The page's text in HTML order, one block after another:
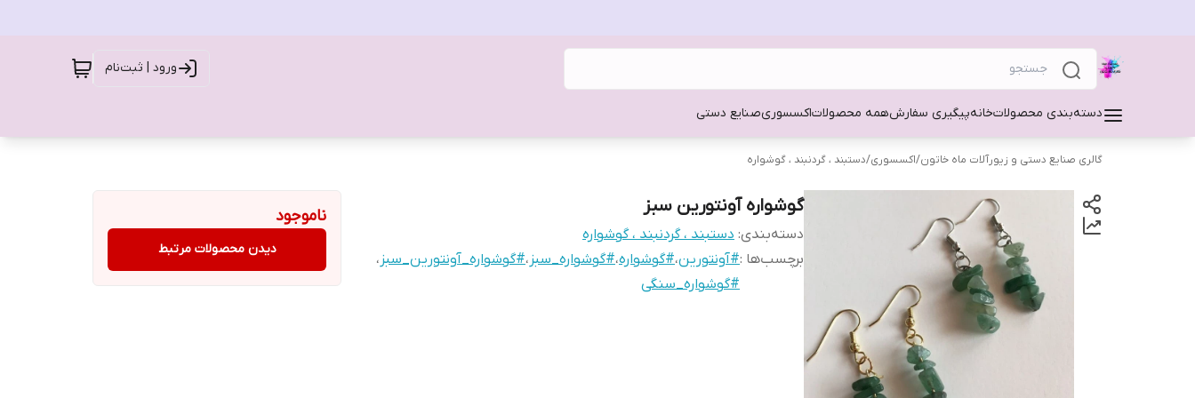
ورود | ثبت‌نام
دسته‌بندی محصولاتخانهپیگیری سفارشهمه محصولاتاکسسوریصنایع دستی
گالری صنایع دستی و زیورآلات ماه خاتون/اکسسوری/دستبند ، گردنبند ، گوشواره
گوشواره آونتورین سبز
دسته‌بندی: دستبند ، گردنبند ، گوشواره
برچسب‌ها :#آونتورین،#گوشواره،#گوشواره_سبز ،#گوشواره_آونتورین_سبز ،
#گوشواره_سنگی
ناموجود
دیدن محصولات مرتبط